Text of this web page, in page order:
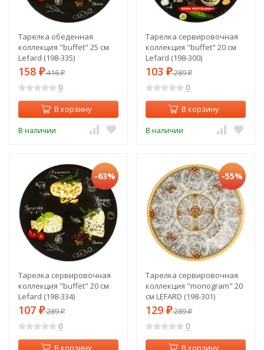
Тарелка обеденная
коллекция "buffet" 25 см
Lefard (198-335)
158 ₽416₽
0
В корзину
В наличии
Тарелка сервировочная
коллекция "buffet" 20 см
Lefard (198-300)
103 ₽289₽
0
В корзину
В наличии
-63%
Тарелка сервировочная
коллекция "buffet" 20 см
Lefard (198-334)
107 ₽289₽
0
В корзину
-55%
Тарелка сервировочная
коллекция "monogram" 20
см LEFARD (198-301)
129 ₽289₽
0
В корзину